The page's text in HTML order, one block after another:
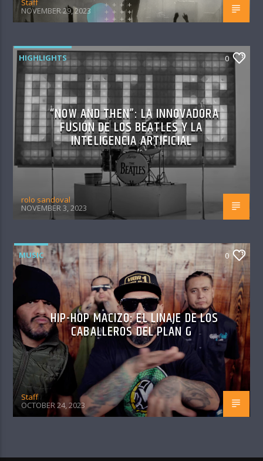
Staff
NOVEMBER 29, 2023
HIGHLIGHTS 0
“NOW AND THEN”: LA INNOVADORA
FUSIÓN DE LOS BEATLES Y LA
INTELIGENCIA ARTIFICIAL
rolo sandoval
NOVEMBER 3, 2023
MUSIC 0
HIP-HOP MACIZO: EL LINAJE DE LOS
CABALLEROS DEL PLAN G
Staff
OCTOBER 24, 2023